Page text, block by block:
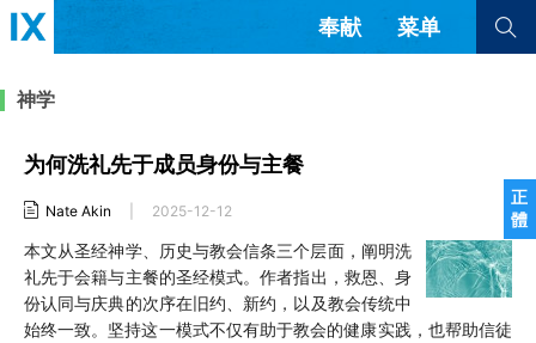
正
體
奉献 菜单
文章 书评
教会带领 解经式讲道与神学
查看全部
查看全部
隐私条款 其他的模式
神学
为何洗礼先于成员身份与主餐
Nate Akin 2025-12-12
本文从圣经神学、历史与教会信条三个层面，阐明洗
礼先于会籍与主餐的圣经模式。作者指出，救恩、身
份认同与庆典的次序在旧约、新约，以及教会传统中
始终一致。坚持这一模式不仅有助于教会的健康实践，也帮助信徒